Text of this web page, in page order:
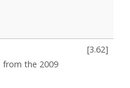
[3.62]
from the 2009